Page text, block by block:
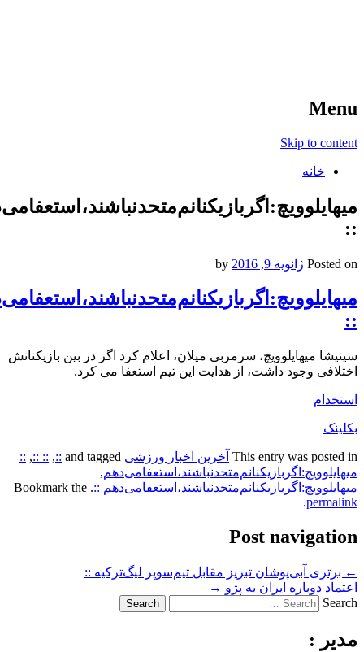
Skip to
خانه
ژانویه 9, 2016 by
میهایلوویچ، سرمربی میلان، اعلام کرد اگر در بین بازیکنانش
وجود داشت، از هدایت این ‏تیم استعفا می کرد.‏
This entry was آخرین اخبار ورزشی ::
,
:: ::
,
::
,
::
. Bookmark the
.
Post
آبی‌پوشان تبریز مقابل تیم‌سوپر لیگ‌ترکیه ::
دوباره ایران به پژو→
: